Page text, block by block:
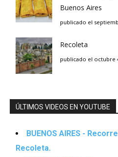
Buenos Aires
publicado el
Recoleta
publicado el octubre
ÚLTIMOS VIDEOS EN YOUTUBE
BUENOS AIRES -
Recoleta.